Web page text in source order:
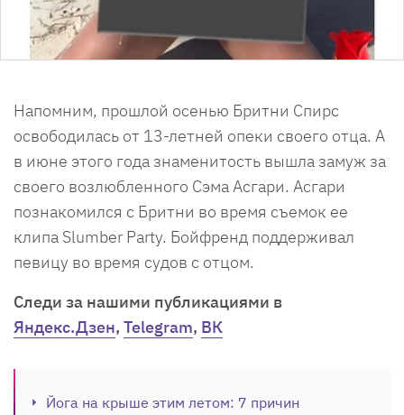
Напомним, прошлой осенью Бритни Спирс
освободилась от 13-летней опеки своего отца. А
в июне этого года знаменитость вышла замуж за
своего возлюбленного Сэма Асгари. Асгари
познакомился с Бритни во время съемок ее
клипа Slumber Party. Бойфренд поддерживал
певицу во время судов с отцом.
Cледи за нашими публикациями в
Яндекс.Дзен, Telegram, ВК
Йога на крыше этим летом: 7 причин